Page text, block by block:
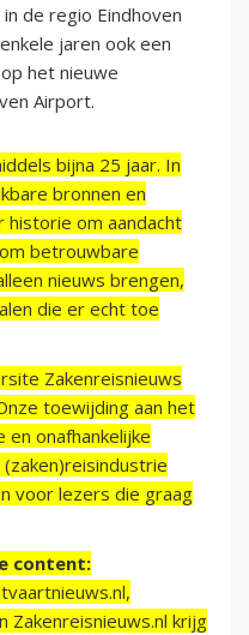
de regio Eindhoven
jaren ook een
het nieuwe
Airport.
bijna 25 jaar. In
bronnen en
historie om aandacht
betrouwbare
nieuws brengen,
die er echt toe
Zakenreisnieuws
toewijding aan het
onafhankelijke
voor lezers die graag
content:
Zakenreisnieuws.nl krijg